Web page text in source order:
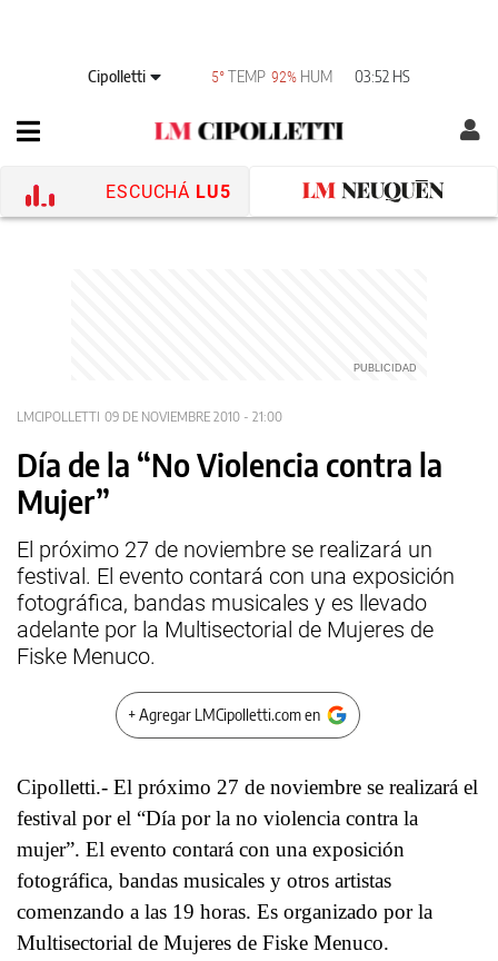
Cipolletti 5°TEMP 92% HUM 03:52 HS
ESCUCHÁ LU5
LMCIPOLLETTI 09 DE NOVIEMBRE 2010 - 21:00
Día de la “No Violencia contra la
Mujer”
El próximo 27 de noviembre se realizará un
festival. El evento contará con una exposición
fotográfica, bandas musicales y es llevado
adelante por la Multisectorial de Mujeres de
Fiske Menuco.
+ Agregar LMCipolletti.com en
Cipolletti.- El próximo 27 de noviembre se realizará el
festival por el “Día por la no violencia contra la
mujer”. El evento contará con una exposición
fotográfica, bandas musicales y otros artistas
comenzando a las 19 horas. Es organizado por la
Multisectorial de Mujeres de Fiske Menuco.